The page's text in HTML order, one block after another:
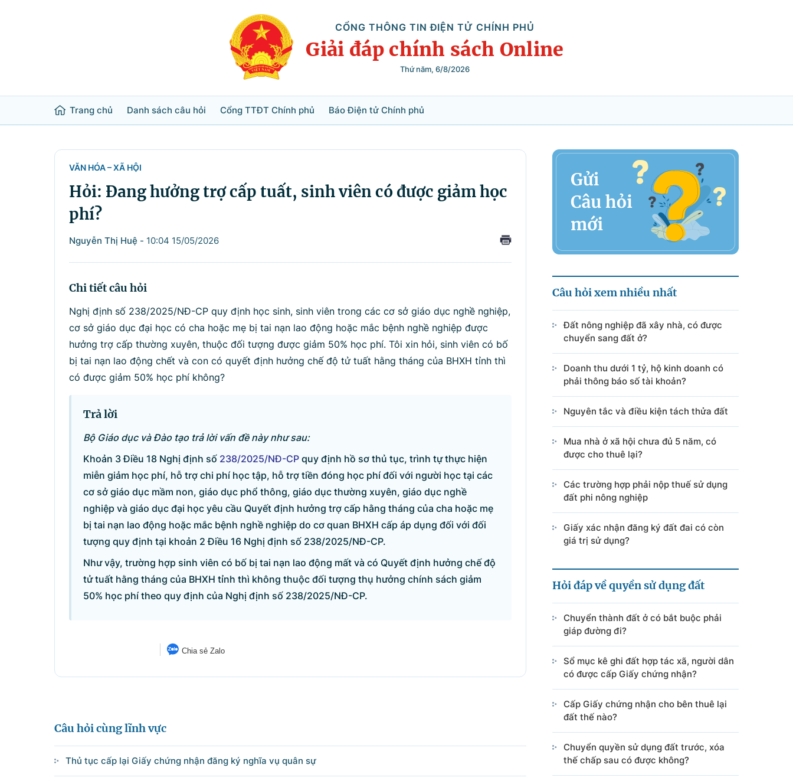
CỔNG THÔNG TIN ĐIỆN TỬ CHÍNH PHỦ
Giải đáp chính sách Online
Thứ năm, 6/8/2026
Trang chủ Danh sách câu hỏi Cổng TTĐT Chính phủ Báo Điện tử Chính phủ
Tìm kiếm
Tìm trong
Lĩnh vực
Danh sách câu hỏi
Câu hỏi xem nhiều nhất
VĂN HÓA – XÃ HỘI
Hỏi: Đang hưởng trợ cấp tuất, sinh viên có được giảm học
phí?
Nguyễn Thị Huệ - 10:04 15/05/2026
Chi tiết câu hỏi
Nghị định số 238/2025/NĐ-CP quy định học sinh, sinh viên trong các cơ sở giáo dục nghề nghiệp,
cơ sở giáo dục đại học có cha hoặc mẹ bị tai nạn lao động hoặc mắc bệnh nghề nghiệp được
hưởng trợ cấp thường xuyên, thuộc đối tượng được giảm 50% học phí. Tôi xin hỏi, sinh viên có bố
bị tai nạn lao động chết và con có quyết định hưởng chế độ tử tuất hằng tháng của BHXH tỉnh thì
có được giảm 50% học phí không?
Trả lời
Bộ Giáo dục và Đào tạo trả lời vấn đề này như sau:
Khoản 3 Điều 18 Nghị định số 238/2025/NĐ-CP quy định hồ sơ thủ tục, trình tự thực hiện
miễn giảm học phí, hỗ trợ chi phí học tập, hỗ trợ tiền đóng học phí đối với người học tại các
cơ sở giáo dục mầm non, giáo dục phổ thông, giáo dục thường xuyên, giáo dục nghề
nghiệp và giáo dục đại học yêu cầu Quyết định hưởng trợ cấp hằng tháng của cha hoặc mẹ
bị tai nạn lao động hoặc mắc bệnh nghề nghiệp do cơ quan BHXH cấp áp dụng đối với đối
tượng quy định tại khoản 2 Điều 16 Nghị định số 238/2025/NĐ-CP.
Như vậy, trường hợp sinh viên có bố bị tai nạn lao động mất và có Quyết định hưởng chế độ
tử tuất hằng tháng của BHXH tỉnh thì không thuộc đối tượng thụ hưởng chính sách giảm
50% học phí theo quy định của Nghị định số 238/2025/NĐ-CP.
Chia sẻ Zalo
Câu hỏi cùng lĩnh vực
Thủ tục cấp lại Giấy chứng nhận đăng ký nghĩa vụ quân sự
Câu hỏi xem nhiều nhất
Đất nông nghiệp đã xây nhà, có được
chuyển sang đất ở?
Doanh thu dưới 1 tỷ, hộ kinh doanh có
phải thông báo số tài khoản?
Nguyên tắc và điều kiện tách thửa đất
Mua nhà ở xã hội chưa đủ 5 năm, có
được cho thuê lại?
Các trường hợp phải nộp thuế sử dụng
đất phi nông nghiệp
Giấy xác nhận đăng ký đất đai có còn
giá trị sử dụng?
Hỏi đáp về quyền sử dụng đất
Chuyển thành đất ở có bắt buộc phải
giáp đường đi?
Sổ mục kê ghi đất hợp tác xã, người dân
có được cấp Giấy chứng nhận?
Cấp Giấy chứng nhận cho bên thuê lại
đất thế nào?
Chuyển quyền sử dụng đất trước, xóa
thế chấp sau có được không?